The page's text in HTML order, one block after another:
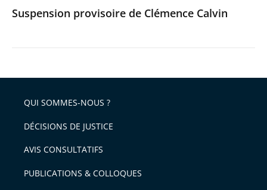
Suspension provisoire de Clémence Calvin
QUI SOMMES-NOUS ?
DÉCISIONS DE JUSTICE
AVIS CONSULTATIFS
PUBLICATIONS & COLLOQUES